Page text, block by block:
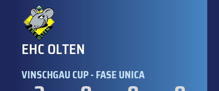
EHC OLTEN
VINSCHGAU CUP - FASE UNICA